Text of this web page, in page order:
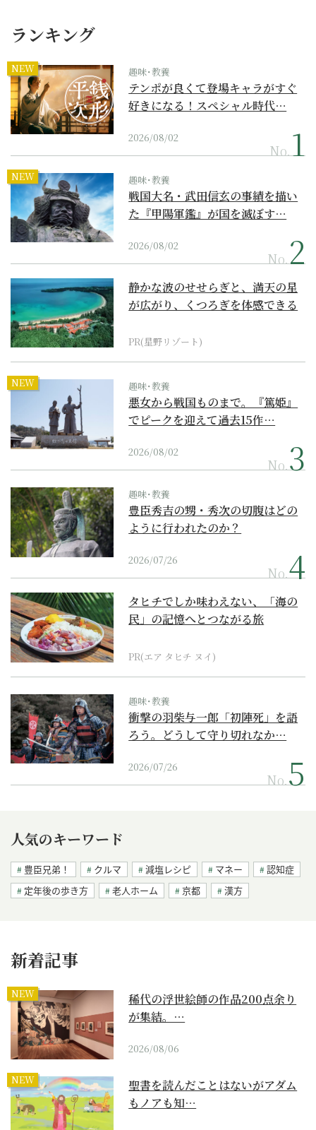
ランキング
NEW 趣味･教養
テンポが良くて登場キャラがすぐ
好きになる！スペシャル時代…
2026/08/02
No.
NEW 趣味･教養
戦国大名・武田信玄の事績を描い
た『甲陽軍鑑』が国を滅ぼす…
2026/08/02
No.
静かな波のせせらぎと、満天の星
が広がり、くつろぎを体感できる
PR(星野リゾート)
NEW 趣味･教養
悪女から戦国ものまで。『篤姫』
でピークを迎えて過去15作…
2026/08/02
No.
趣味･教養
豊臣秀吉の甥・秀次の切腹はどの
ように行われたのか？
2026/07/26
No.
タヒチでしか味わえない、「海の
民」の記憶へとつながる旅
PR(エア タヒチ ヌイ)
趣味･教養
衝撃の羽柴与一郎「初陣死」を語
ろう。どうして守り切れなか…
2026/07/26
No.
人気のキーワード
豊臣兄弟！ クルマ 減塩レシピ マネー
認知症
定年後の歩き方
老人ホーム 京都 漢方
新着記事
NEW
稀代の浮世絵師の作品200点余り
が集結。…
2026/08/06
NEW
聖書を読んだことはないがアダム
もノアも知…